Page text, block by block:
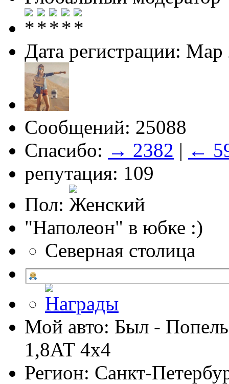
Дата регистрации: Мар
Сообщений: 25088
Спасибо: → 2382 | ←
репутация: 109
Пол:
"Наполеон" в юбке :)
Северная столица
Мой авто: Был -
1,8АТ 4х4
Регион: Санкт-